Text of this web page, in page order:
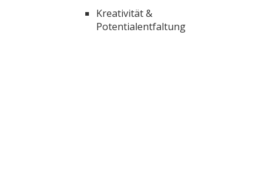
Kreativität &
Potentialentfaltung